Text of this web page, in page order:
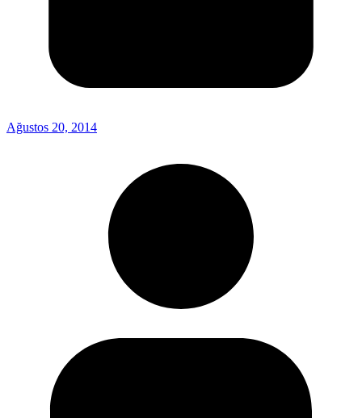
Ağustos 20, 2014